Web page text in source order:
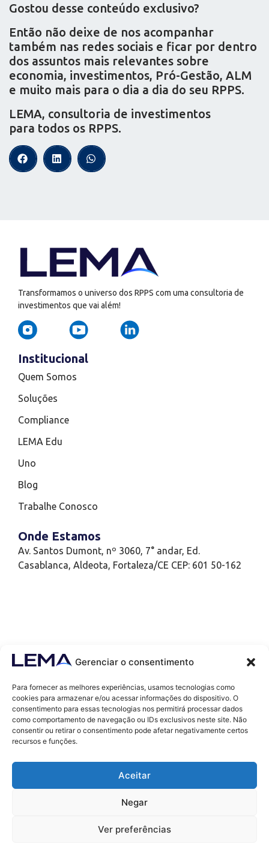
Gerenciar o consentimento
Para fornecer as melhores experiências, usamos tecnologias como
cookies para armazenar e/ou acessar informações do dispositivo. O
consentimento para essas tecnologias nos permitirá processar dados
como comportamento de navegação ou IDs exclusivos neste site. Não
consentir ou retirar o consentimento pode afetar negativamente certos
recursos e funções.
Aceitar
Negar
Ver preferências
Gostou desse conteúdo exclusivo?
Então não deixe de nos acompanhar
também nas redes sociais e ficar por dentro
dos assuntos mais relevantes sobre
economia, investimentos, Pró-Gestão, ALM
e muito mais para o dia a dia do seu RPPS.
LEMA, consultoria de investimentos
para todos os RPPS.
Transformamos o universo dos RPPS com uma consultoria de
investimentos que vai além!
Institucional
Quem Somos
Soluções
Compliance
LEMA Edu
Uno
Blog
Trabalhe Conosco
Onde Estamos
Av. Santos Dumont, nº 3060, 7° andar, Ed.
Casablanca, Aldeota, Fortaleza/CE CEP: 601 50-162
Contatos
contato@lemaef.com.br
(85) 99868-3664